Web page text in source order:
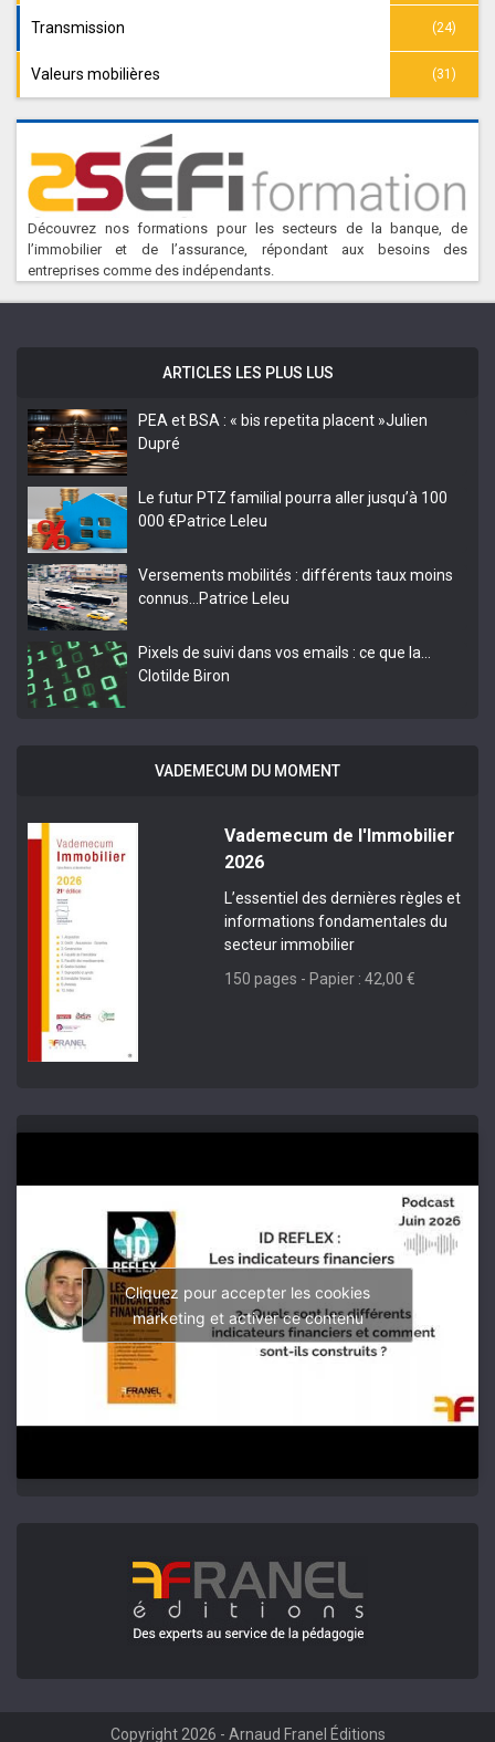
Transmission (24)
Valeurs mobilières (31)
Découvrez nos formations pour les secteurs de la banque, de
l’immobilier et de l’assurance, répondant aux besoins des
entreprises comme des indépendants.
ARTICLES LES PLUS LUS
PEA et BSA : « bis repetita placent »Julien
Dupré
Le futur PTZ familial pourra aller jusqu’à 100
000 €Patrice Leleu
Versements mobilités : différents taux moins
connus…
Patrice Leleu
Pixels de suivi dans vos emails : ce que la…
Clotilde Biron
VADEMECUM DU MOMENT
Vademecum de l'Immobilier
2026
L’essentiel des dernières règles et
informations fondamentales du
secteur immobilier
150 pages - Papier : 42,00 €
Cliquez pour accepter les cookies
marketing et activer ce contenu
Copyright 2026 - Arnaud Franel Éditions